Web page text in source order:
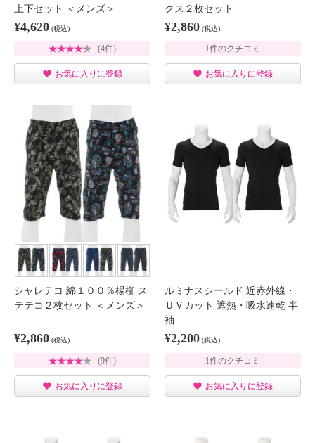
上下セット ＜メンズ＞
¥4,620 (税込)
(4件)
お気に入りに登録
クス２枚セット
¥2,860 (税込)
1件のクチコミ
お気に入りに登録
シャレテコ 綿１００％楊柳 ス
テテコ２枚セット ＜メンズ＞
¥2,860 (税込)
(9件)
お気に入りに登録
ルミナスシールド 近赤外線・
ＵＶカット 遮熱・吸水速乾 半
袖…
¥2,200 (税込)
1件のクチコミ
お気に入りに登録